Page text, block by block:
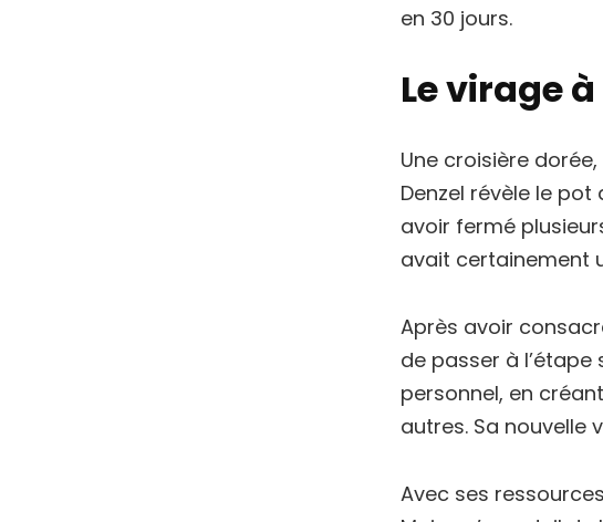
en 30 jours.
Le virage
Une croisière
Denzel révèle le
avoir fermé
avait certainement
Après avoir
de passer à
personnel, en
autres. Sa nouvelle
Avec ses